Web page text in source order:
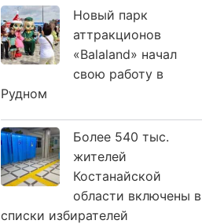
Новый парк
аттракционов
«Balaland» начал
свою работу в
Рудном
Более 540 тыс.
жителей
Костанайской
области включены в
списки избирателей